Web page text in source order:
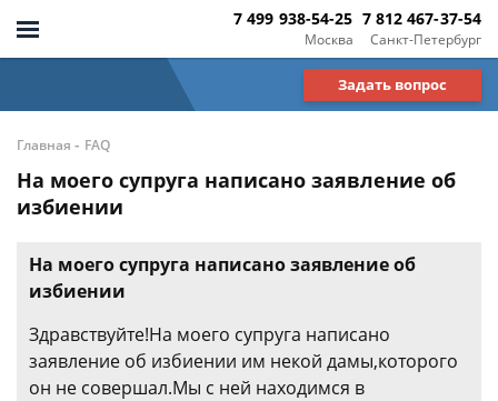
Москва
7 499 938-54-25
Санкт-Петербург
7 812 467-37-54
Задать вопрос
Главная - FAQ
На моего супруга написано заявление об
избиении
На моего супруга написано заявление об
избиении
Здравствуйте!На моего супруга написано
заявление об избиении им некой дамы,которого
он не совершал.Мы с ней находимся в